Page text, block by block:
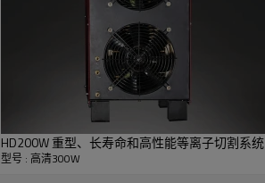
HD200W 重型、长寿命和高性能等离子切割系统
型号 : 高清300W